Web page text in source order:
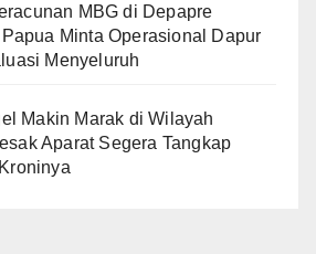
MBG di Depapre
Minta Operasional Dapur
Menyeluruh
Makin Marak di Wilayah
Aparat Segera Tangkap